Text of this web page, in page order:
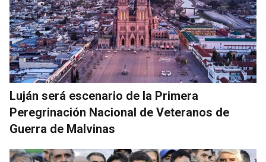
Luján será escenario de la Primera
Peregrinación Nacional de Veteranos de
Guerra de Malvinas